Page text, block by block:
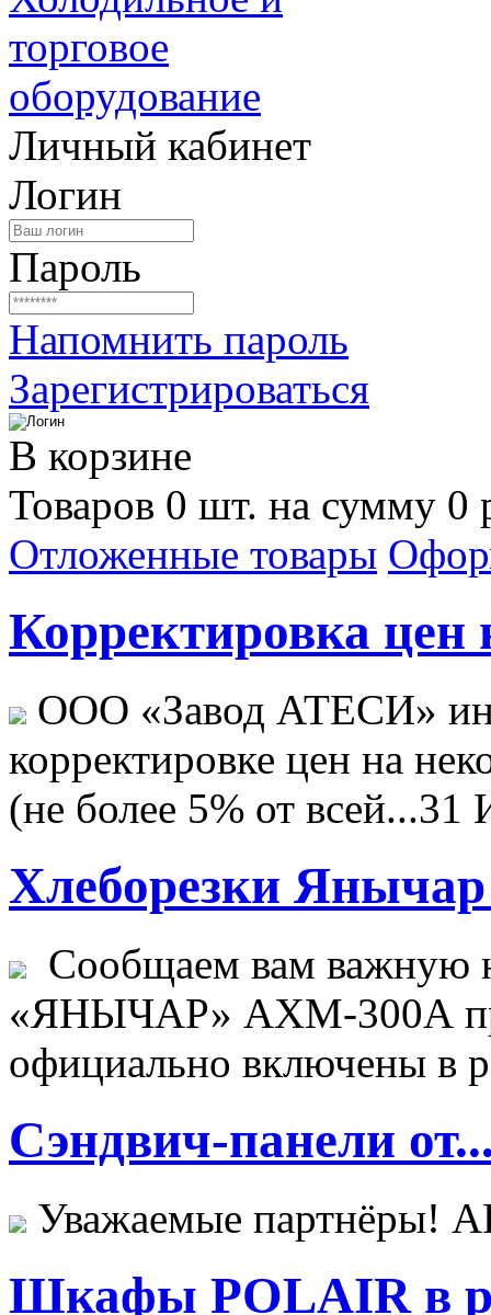
Личный кабинет
Логин
Пароль
Напомнить пароль
Зарегистрироваться
В корзине
Товаров 0 шт. на сумму 0
Отложенные товары
Корректировка цен
ООО «Завод АТЕСИ»
корректировке цен на
(не более 5% от всей...31
Хлеборезки Янычар
Сообщаем вам важную
«ЯНЫЧАР» АХМ-300А
официально включены в
Сэндвич-панели
Уважаемые
Шкафы POLAIR в